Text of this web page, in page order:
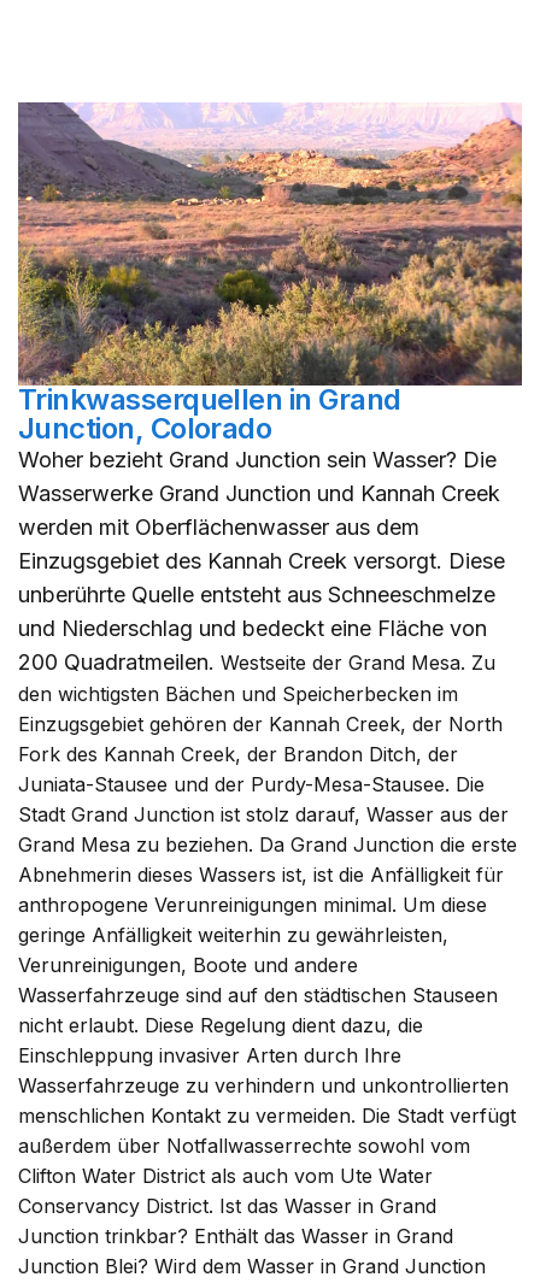
Trinkwasserquellen in Grand
Junction, Colorado
Woher bezieht Grand Junction sein Wasser? Die
Wasserwerke Grand Junction und Kannah Creek
werden mit Oberflächenwasser aus dem
Einzugsgebiet des Kannah Creek versorgt. Diese
unberührte Quelle entsteht aus Schneeschmelze
und Niederschlag und bedeckt eine Fläche von
200 Quadratmeilen. Westseite der Grand Mesa. Zu
den wichtigsten Bächen und Speicherbecken im
Einzugsgebiet gehören der Kannah Creek, der North
Fork des Kannah Creek, der Brandon Ditch, der
Juniata-Stausee und der Purdy-Mesa-Stausee. Die
Stadt Grand Junction ist stolz darauf, Wasser aus der
Grand Mesa zu beziehen. Da Grand Junction die erste
Abnehmerin dieses Wassers ist, ist die Anfälligkeit für
anthropogene Verunreinigungen minimal. Um diese
geringe Anfälligkeit weiterhin zu gewährleisten,
Verunreinigungen, Boote und andere
Wasserfahrzeuge sind auf den städtischen Stauseen
nicht erlaubt. Diese Regelung dient dazu, die
Einschleppung invasiver Arten durch Ihre
Wasserfahrzeuge zu verhindern und unkontrollierten
menschlichen Kontakt zu vermeiden. Die Stadt verfügt
außerdem über Notfallwasserrechte sowohl vom
Clifton Water District als auch vom Ute Water
Conservancy District. Ist das Wasser in Grand
Junction trinkbar? Enthält das Wasser in Grand
Junction Blei? Wird dem Wasser in Grand Junction